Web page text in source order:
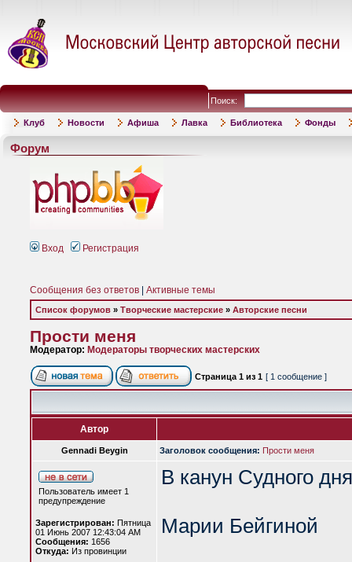
Поиск:
Клуб Новости Афиша Лавка Библиотека Фонды
Форум
Вход Регистрация
Сообщения без ответов Активные темы
Список форумов » Творческие мастерские » Авторские песни
Прости меня
Модератор: Модераторы творческих мастерских
Страница 1 из 1 [ 1 сообщение ]
Автор
Gennadi Beygin Заголовок сообщения: Прости меня
Пользователь имеет 1
предупреждение
Зарегистрирован: Пятница
01 Июнь 2007 12:43:04 AM
Сообщения: 1656
Откуда: Из провинции
В канун Судного дня
Марии Бейгиной